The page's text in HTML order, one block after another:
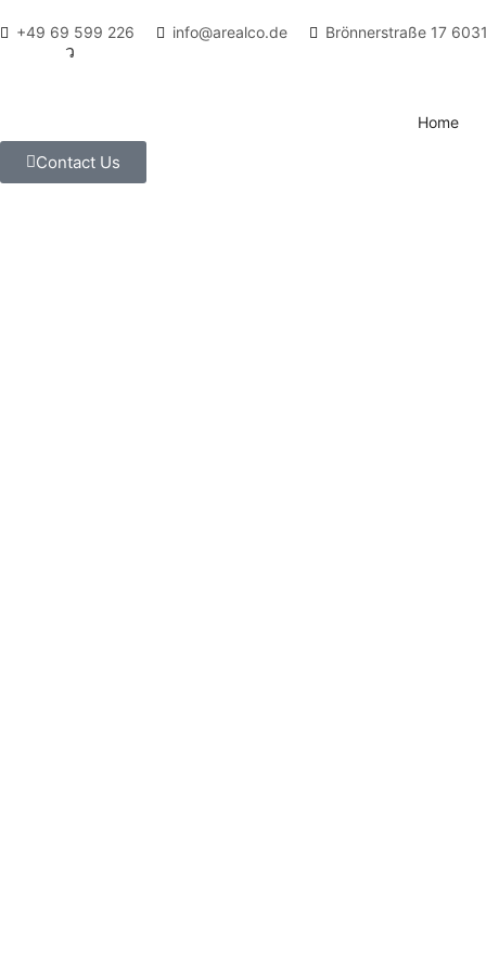
+49 69 599 226 info@arealco.de Brönnerstraße 17
Home
Contact Us